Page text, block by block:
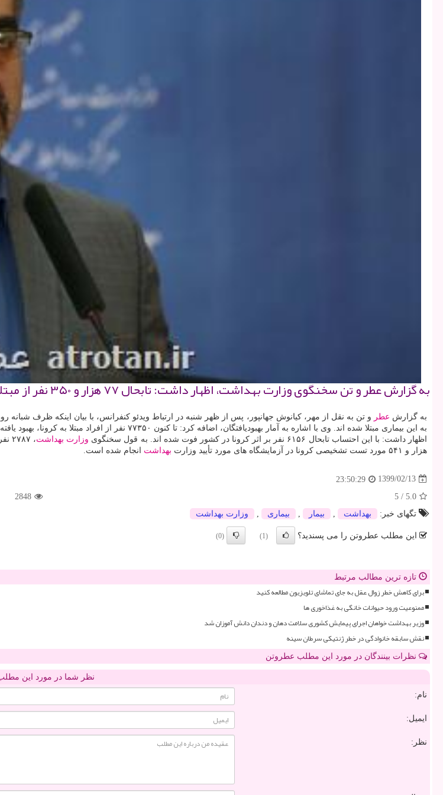
به گزارش عطر و تن سخنگوی وزارت بهداشت، اظهار داشت: تابحال ۷۷ هزار و ۳۵۰ نفر از مبتلایان به كرونا در كشور، بهبود یافته اند.
به گزارش عطر
اظهار داشت: با این احتساب تابحال ۶۱۵۶ نفر بر اثر کرونا در کشور فوت شده اند. به قول سخنگوی
وزارت بهداشت
هزار و ۵۴۱ مورد تست تشخیصی کرونا در آزمایشگاه های مورد تأیید وزارت
بهداشت انجام شده است.
1399/02/13
23:50:29
5.0
/
5
2848
تگهای خبر:
بهداشت , بیمار , بیماری , وزارت بهداشت
این مطلب عطروتن را می پسندید؟ (1)
(0)
تازه ترین مطالب مرتبط
برای کاهش خطر زوال عقل به جای تماشای تلویزیون مطالعه کنید
ممنوعیت ورود حیوانات خانگی به غذاخوری ها
وزیر بهداشت خواهان اجرای پیمایش کشوری سلامت دهان و دندان دانش آموزان شد
نقش سابقه خانوادگی در خطر ژنتیکی سرطان سینه
نظرات بینندگان در مورد این مطلب عطروتن
نظر شما در مورد این
نام:
ایمیل:
نظر: